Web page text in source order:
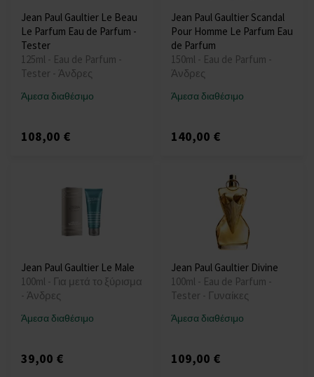
Jean Paul Gaultier Le Beau
Le Parfum Eau de Parfum -
Tester
125ml - Eau de Parfum -
Tester - Άνδρες
Άμεσα διαθέσιμο
108,00 €
Jean Paul Gaultier Scandal
Pour Homme Le Parfum Eau
de Parfum
150ml - Eau de Parfum -
Άνδρες
Άμεσα διαθέσιμο
140,00 €
Jean Paul Gaultier Le Male
100ml - Για μετά το ξύρισμα
- Άνδρες
Άμεσα διαθέσιμο
39,00 €
Jean Paul Gaultier Divine
100ml - Eau de Parfum -
Tester - Γυναίκες
Άμεσα διαθέσιμο
109,00 €